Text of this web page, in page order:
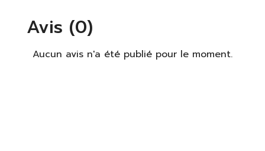
Avis (0)
Aucun avis n'a été publié pour le moment.